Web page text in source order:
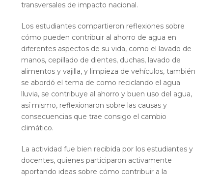
transversales de impacto nacional.
Los estudiantes compartieron reflexiones sobre
cómo pueden contribuir al ahorro de agua en
diferentes aspectos de su vida, como el lavado de
manos, cepillado de dientes, duchas, lavado de
alimentos y vajilla, y limpieza de vehículos, también
se abordó el tema de como reciclando el agua
lluvia, se contribuye al ahorro y buen uso del agua,
así mismo, reflexionaron sobre las causas y
consecuencias que trae consigo el cambio
climático.
La actividad fue bien recibida por los estudiantes y
docentes, quienes participaron activamente
aportando ideas sobre cómo contribuir a la